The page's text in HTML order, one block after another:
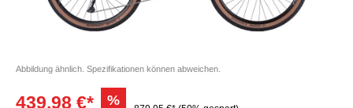
Abbildung ähnlich. Spezifikationen können abweichen.
439,98 €* %